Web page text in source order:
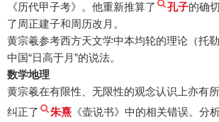
《历代甲子考》。他重新推算了
孔子的确
了周正建子和周历改月。
黄宗羲参考西方天文学中本均轮的理论（托
中国“日高于月”的说法。
数学地理
黄宗羲在有限性、无限性的观念认识上亦有
纠正了
朱熹 《壶说书》中的相关错误。分